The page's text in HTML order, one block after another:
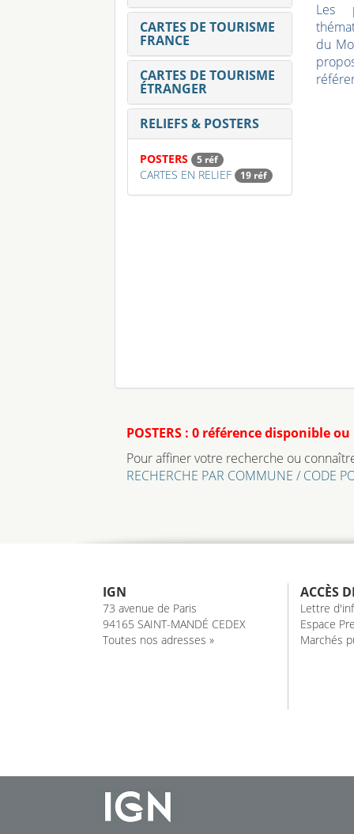
CARTES DE TOURISME
FRANCE
CARTES DE TOURISME
ÉTRANGER
RELIEFS & POSTERS
POSTERS 5 réf
CARTES EN RELIEF 19 réf
Les
du
POSTERS : 0 référence disponible
Pour affiner votre recherche ou
RECHERCHE PAR COMMUNE / CODE
IGN
73 avenue de Paris
94165 SAINT-MANDÉ CEDEX
Toutes nos adresses »
ACCÈS
Lettre
Espace
Marchés